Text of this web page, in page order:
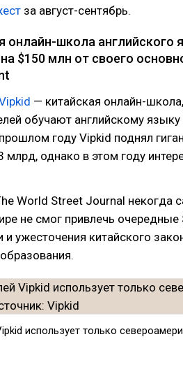
за август-сентябрь.
онлайн-школа английского
$150 млн от своего
— китайская онлайн-
обучают английскому
году Vipkid поднял
млрд, однако в этом году
World Street Journal некогда
не смог привлечь
и ужесточения китайского
использует только